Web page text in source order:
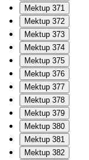
Mektup 371
Mektup 372
Mektup 373
Mektup 374
Mektup 375
Mektup 376
Mektup 377
Mektup 378
Mektup 379
Mektup 380
Mektup 381
Mektup 382